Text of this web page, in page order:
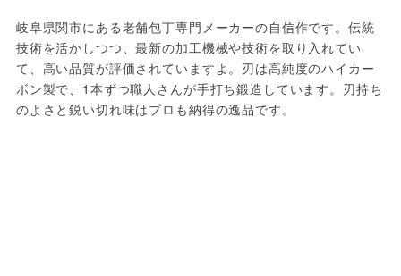
岐阜県関市にある老舗包丁専門メーカーの自信作です。伝統
技術を活かしつつ、最新の加工機械や技術を取り入れてい
て、高い品質が評価されていますよ。刃は高純度のハイカー
ボン製で、1本ずつ職人さんが手打ち鍛造しています。刃持ち
のよさと鋭い切れ味はプロも納得の逸品です。